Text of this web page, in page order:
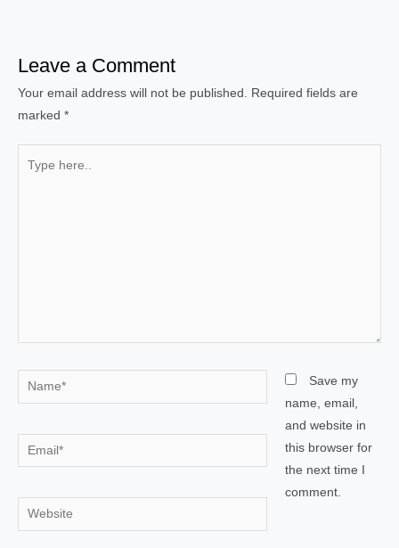
Leave a Comment
Your email address will not be published.
Required fields are
marked *
Name*
Email*
Website
Save my
name, email,
and website in
this browser for
the next time I
comment.